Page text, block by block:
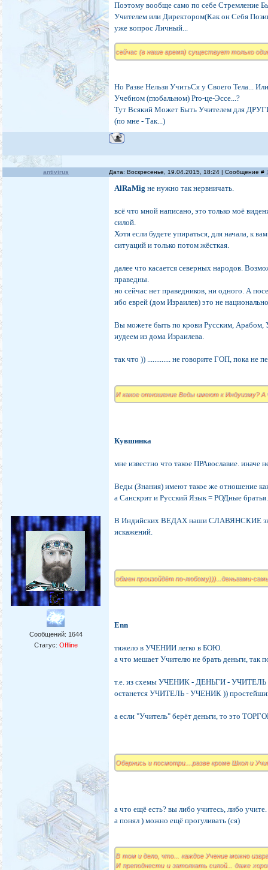
Поэтому вообще само по себе Стремление
Учителем или Директором(Как он Себя
уже вопрос Личный...
сейчас (в наше время) существует только
Но Разве Нельзя УчитьСя у Своего Тела...
Учебном (глобальном) Pro-це-Эссе...?
Тут Всякий Может Быть Учителем для
(по мне - Так...)
antivirus Дата: Воскресенье, 19.04.2015, 18:24 | Сообщение #
Сообщений: 1644
Статус: Offline
AlRaMig не нужно так нервничать.
всё что мной написано, это только моё
силой.
Хотя если будете упираться, для начала, к
ситуаций и только потом жёсткая.
далее что касается северных народов.
праведны.
но сейчас нет праведников, ни одного. А
ибо еврей (дом Израилев) это не
Вы можете быть по крови Русским, Арабом,
иудеем из дома Израилева.
так что )) ............. не говорите ГОП, пока не
И какое отношение Веды имеют к Индуизму? А
Кувшинка
мне известно что такое ПРАвославие. иначе
Веды (Знания) имеют такое же
а Санскрит и Русский Язык = РОДные братья.
В Индийских ВЕДАХ наши СЛАВЯНСКИЕ
искажений.
обмен произойдёт по-любому)))...деньгами-
Enn
тяжело в УЧЕНИИ легко в БОЮ.
а что мешает Учителю не брать деньги, так
т.е. из схемы УЧЕНИК - ДЕНЬГИ - УЧИТЕЛЬ
останется УЧИТЕЛЬ - УЧЕНИК ))
а если "Учитель" берёт деньги, то это
Обернись и посмотри....разве кроме Школ и
а что ещё есть? вы либо учитесь, либо учите.
а понял ) можно ещё прогуливать (ся)
В том и дело, что... каждое Учение можно
И преподнести и затолкать силой... даже